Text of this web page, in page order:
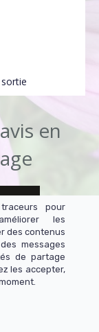
en
pour
les
des contenus
messages
de partage
les accepter,